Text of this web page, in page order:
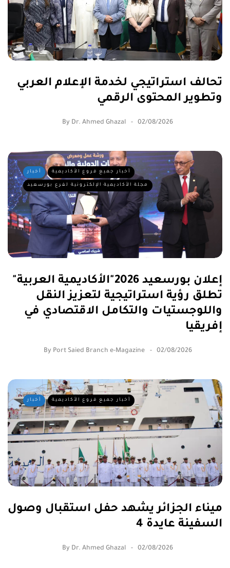
تحالف استراتيجي لخدمة الإعلام العربي
وتطوير المحتوى الرقمي
By Dr. Ahmed Ghazal 02/08/2026
أخبار أخبار جميع فروع الأكاديمية
مجلة الأكاديمية الإلكترونية لفرع بورسعيد
إعلان بورسعيد 2026"الأكاديمية العربية"
تطلق رؤية استراتيجية لتعزيز النقل
واللوجستيات والتكامل الاقتصادي في
إفريقيا
By Port Saied Branch e-Magazine 02/08/2026
أخبار أخبار جميع فروع الأكاديمية
ميناء الجزائر يشهد حفل استقبال وصول
السفينة عايدة 4
By Dr. Ahmed Ghazal 02/08/2026